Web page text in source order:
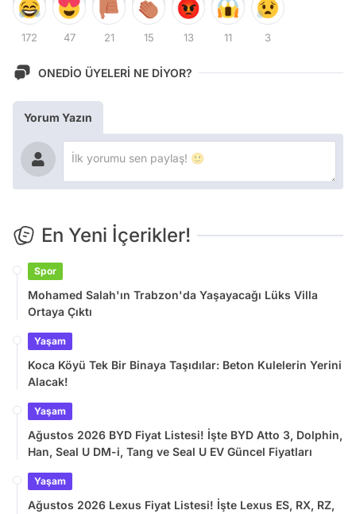
172 47 21 15 13 11 3
ONEDİO ÜYELERİ NE DİYOR?
Yorum Yazın
En Yeni İçerikler!
Spor
Mohamed Salah'ın Trabzon'da Yaşayacağı Lüks Villa
Ortaya Çıktı
Yaşam
Koca Köyü Tek Bir Binaya Taşıdılar: Beton Kulelerin Yerini
Alacak!
Yaşam
Ağustos 2026 BYD Fiyat Listesi! İşte BYD Atto 3, Dolphin,
Han, Seal U DM-i, Tang ve Seal U EV Güncel Fiyatları
Yaşam
Ağustos 2026 Lexus Fiyat Listesi! İşte Lexus ES, RX, RZ,